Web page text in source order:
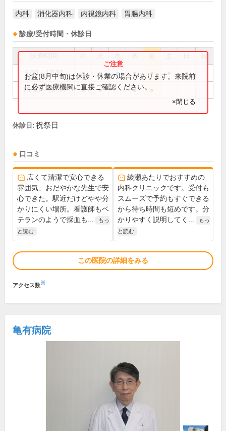
内科 消化器内科 内視鏡内科 胃腸内科
診療/受付時間・休診日
祝
9:00～12:30 ● ● ● ● ● ●
15:30～18:30 ● ● ●
お盆(8月中旬)は休診・休業の場合があります。来院前
に必ず医療機関に直接ご確認ください。
×閉じる
休診日: 祝祭日
口コミ
広くて清潔で安心できる
雰囲気、おだやかな先生で安
心できた。駅近だけどやや分
かりにくい場所。看護師もベ
テランのようで採血も...
もっ
と読む
綾瀬あたりでおすすめの
内科クリニックです。受付も
スムーズで予約もすぐできる
から待ち時間も短めです。分
かりやすく説明してく...
もっ
と読む
この医院の詳細をみる
アクセス数※
亀有病院